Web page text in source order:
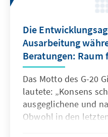
Die
Ausarbeitung
Beratungen:
Das Motto des G-20
lautete: „Konsens
ausgeglichene und
Obwohl in den